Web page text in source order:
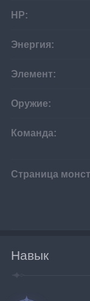
HP:
Энергия:
Элемент:
Оружие:
Команда:
Страница
Навык